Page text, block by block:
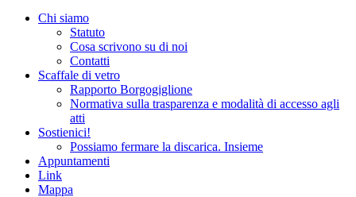
Chi siamo
Statuto
Cosa scrivono su di noi
Contatti
Scaffale di vetro
Rapporto Borgogiglione
Normativa sulla trasparenza e modalità di accesso agli
atti
Sostienici!
Possiamo fermare la discarica. Insieme
Appuntamenti
Link
Mappa